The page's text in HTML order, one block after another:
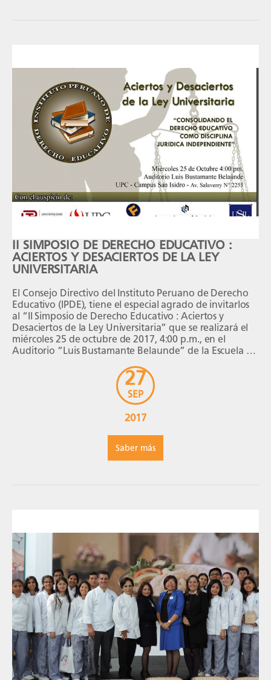
27
SEP
2017
Saber más
II SIMPOSIO DE DERECHO EDUCATIVO :
ACIERTOS Y DESACIERTOS DE LA LEY
UNIVERSITARIA
El Consejo Directivo del Instituto Peruano de Derecho
Educativo (IPDE), tiene el especial agrado de invitarlos
al “II Simposio de Derecho Educativo : Aciertos y
Desaciertos de la Ley Universitaria” que se realizará el
miércoles 25 de octubre de 2017, 4:00 p.m., en el
Auditorio “Luis Bustamante Belaunde” de la Escuela de